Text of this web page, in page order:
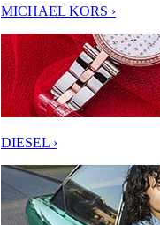
MICHAEL KORS ›
DIESEL ›